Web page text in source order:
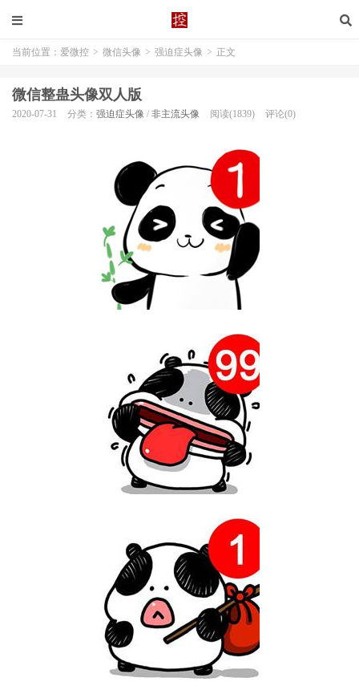
当前位置： 爱微控 > 微信头像 > 强迫症头像 > 正文
微信整蛊头像双人版
2020-07-31 分类： 强迫症头像 / 非主流头像 阅读(1839) 评论(0)